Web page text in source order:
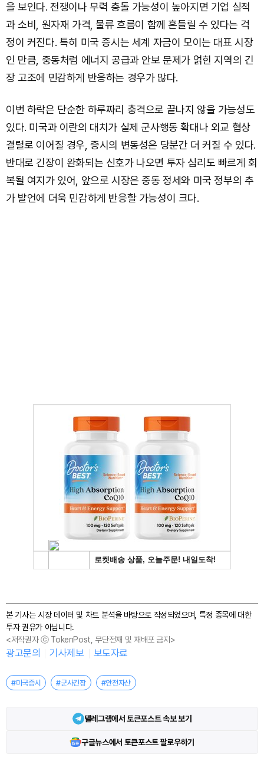
을 보인다. 전쟁이나 무력 충돌 가능성이 높아지면 기업 실적
과 소비, 원자재 가격, 물류 흐름이 함께 흔들릴 수 있다는 걱
정이 커진다. 특히 미국 증시는 세계 자금이 모이는 대표 시장
인 만큼, 중동처럼 에너지 공급과 안보 문제가 얽힌 지역의 긴
장 고조에 민감하게 반응하는 경우가 많다.
이번 하락은 단순한 하루짜리 충격으로 끝나지 않을 가능성도
있다. 미국과 이란의 대치가 실제 군사행동 확대나 외교 협상
결렬로 이어질 경우, 증시의 변동성은 당분간 더 커질 수 있다.
반대로 긴장이 완화되는 신호가 나오면 투자 심리도 빠르게 회
복될 여지가 있어, 앞으로 시장은 중동 정세와 미국 정부의 추
가 발언에 더욱 민감하게 반응할 가능성이 크다.
본 기사는 시장 데이터 및 차트 분석을 바탕으로 작성되었으며, 특정 종목에 대한
투자 권유가 아닙니다.
<저작권자 ⓒ TokenPost, 무단전재 및 재배포 금지>
광고문의 기사제보 보도자료
#미국증시 #군사긴장 #안전자산
텔레그램에서 토큰포스트 속보 보기
구글뉴스에서 토큰포스트 팔로우하기